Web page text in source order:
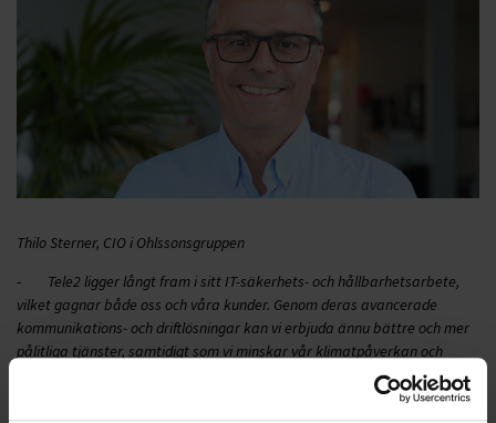
Thilo Sterner, CIO i Ohlssonsgruppen
-
Tele2 ligger långt fram i sitt IT-säkerhets- och hållbarhetsarbete,
vilket gagnar både oss och våra kunder. Genom deras avancerade
kommunikations- och driftlösningar kan vi erbjuda ännu bättre och mer
pålitliga tjänster, samtidigt som vi minskar vår klimatpåverkan och
stärker vår säkerhet. Vi ser fram emot att fortsätta vår resa
tillsammans med Tele2 och skapa en mer hållbar och säker framtid,